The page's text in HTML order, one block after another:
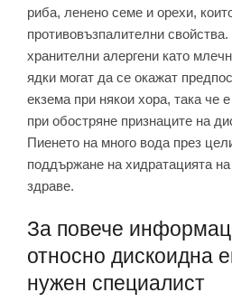
риба, ленено семе и орехи,
противовъзпалителни
хранителни алергени като
ядки могат да се окажат
екзема при някои хора, така че
при обостряне признаците на
Пиенето на много вода през
поддържане на хидратацията
здраве.
За повече
относно дискоидна
нужен специалист